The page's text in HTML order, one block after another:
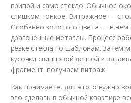
припой и само стекло. Обычное
слишком тонкое. Витражное —
Особенно золотого цвета — в нём
драгоценные металлы. Процесс
резке стекла по шаблонам. Затем
кусочки свинцовой лентой и
фрагмент, получаем витраж.
Как понимаете, для этого нужно
это сделать в обычной квартире